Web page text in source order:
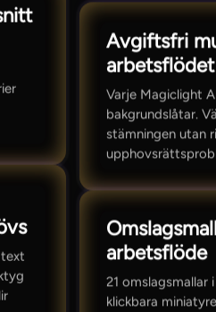
Avgiftsfri
arbetsflödet
Varje Magiclight
bakgrundslåtar.
stämningen utan
arbetsflöde
21
klickbara